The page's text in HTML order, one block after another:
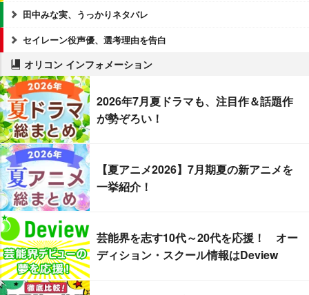
田中みな実、うっかりネタバレ
セイレーン役声優、選考理由を告白
オリコン インフォメーション
2026年7月夏ドラマも、注目作＆話題作
が勢ぞろい！
【夏アニメ2026】7月期夏の新アニメを
一挙紹介！
芸能界を志す10代～20代を応援！ オー
ディション・スクール情報はDeview